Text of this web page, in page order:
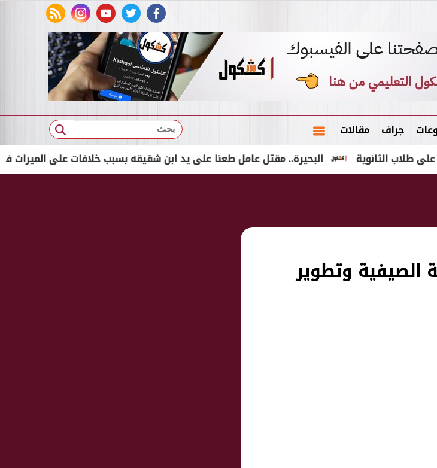
facebook
twitter
youtube
instagram
rss feed
جراف مقالات بحث
البحيرة.. مقتل عامل طعنا على يد ابن شقيقه بسبب خلافات على الميراث في إدكو الثانوية
وتطوير